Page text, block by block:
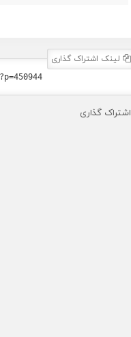
لینک اشتراک گذاری
اشتراک گذاری